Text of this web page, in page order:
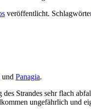
veröffentlicht.
und Panagia.
Strandes sehr flach
ungefährlich und